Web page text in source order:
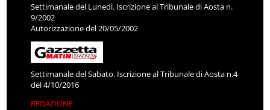
Settimanale del Lunedì. Iscrizione al Tribunale di Aosta n.
9/2002
Autorizzazione del 20/05/2002
Settimanale del Sabato. Iscrizione al Tribunale di Aosta n.4
del 4/10/2016
REDAZIONE